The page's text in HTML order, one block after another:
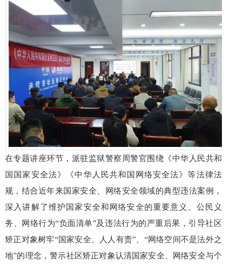
在专题讲座环节，派驻监狱警察周警官围绕《中华人民共和
国国家安全法》《中华人民共和国网络安全法》等法律法
规，结合近年来国家安全、网络安全领域的典型违法案例，
深入讲解了维护国家安全和网络安全的重要意义、公民义
务、网络行为“负面清单”及违法行为的严重后果，引导社区
矫正对象树牢“国家安全、人人有责”、“网络空间不是法外之
地”的理念，警示社区矫正对象认清国家安全、网络安全与个